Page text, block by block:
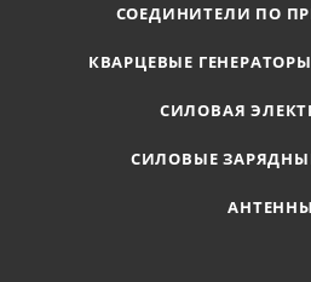
СОЕДИНИТЕЛИ ПО
КВАРЦЕВЫЕ
СИЛОВАЯ
СИЛОВЫЕ
АНТЕННЫ